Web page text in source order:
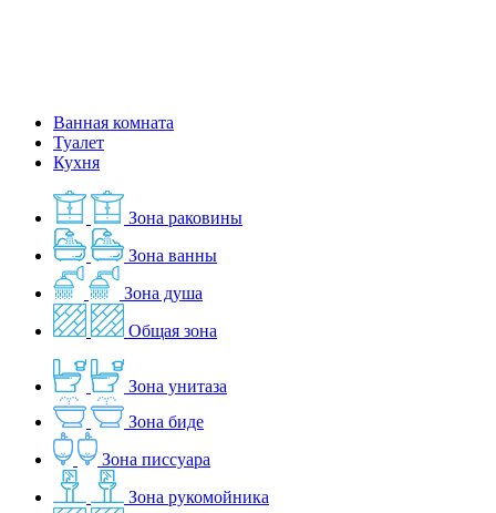
Ванная комната
Туалет
Кухня
Зона раковины
Зона ванны
Зона душа
Общая зона
Зона унитаза
Зона биде
Зона писсуара
Зона рукомойника